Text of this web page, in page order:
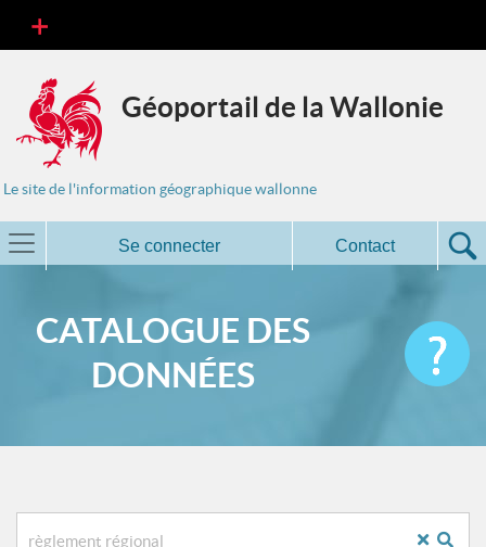
Géoportail de la Wallonie
Le site de l'information géographique wallonne
Se connecter Contact
CATALOGUE DES
DONNÉES